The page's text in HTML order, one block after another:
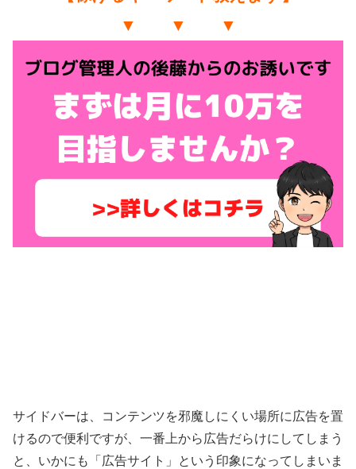
▼ ▼ ▼
サイドバーは、コンテンツを邪魔しにくい場所に広告を置
けるので便利ですが、一番上から広告だらけにしてしまう
と、いかにも「広告サイト」という印象になってしまいま